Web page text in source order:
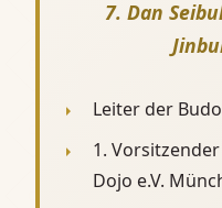
7. Dan
Leiter der
1.
Dojo e.V.